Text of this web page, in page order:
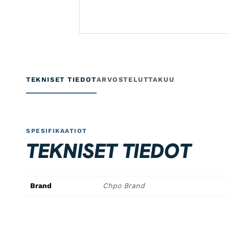
TEKNISET TIEDOTARVOSTELUTTAKUU
SPESIFIKAATIOT
TEKNISET TIEDOT
Brand Chpo Brand